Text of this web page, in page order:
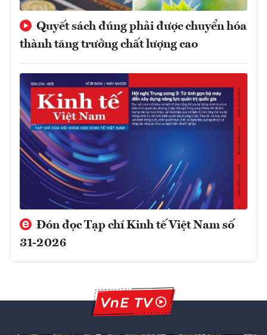
Quyết sách đúng phải được chuyển hóa
thành tăng trưởng chất lượng cao
Đón đọc Tạp chí Kinh tế Việt Nam số
31-2026